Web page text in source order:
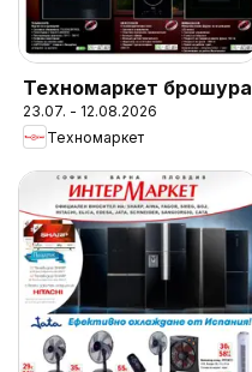
Техномаркет брошура
23.07. - 12.08.2026
Техномаркет